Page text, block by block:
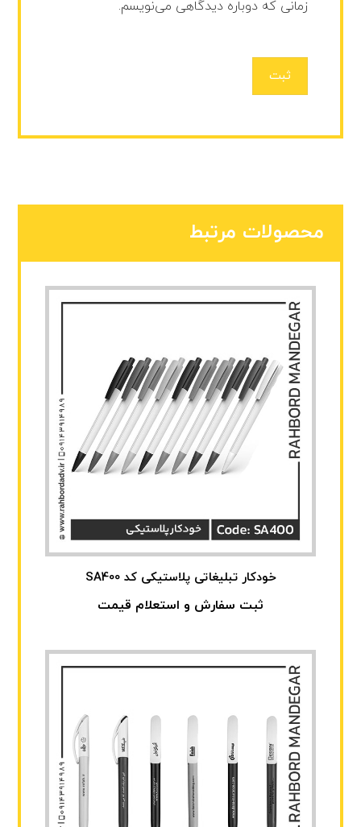
زمانی که دوباره دیدگاهی می‌نویسم.
ثبت
محصولات مرتبط
خودکار تبلیغاتی پلاستیکی کد SA400
ثبت سفارش و استعلام قیمت